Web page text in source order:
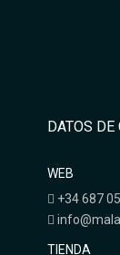
DATOS DE
WEB
+34 687
TIENDA